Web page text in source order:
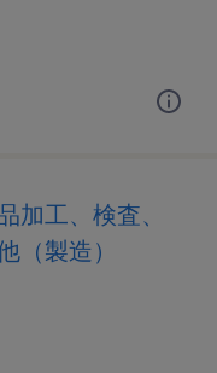
加工、検査、
（製造）